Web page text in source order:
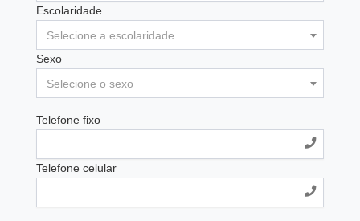
Escolaridade
Selecione a escolaridade
Sexo
Selecione o sexo
Telefone fixo
Telefone celular